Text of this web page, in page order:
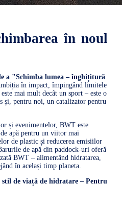
în noul
a "Schimba lumea – înghițitură
în impact, împingând limitele
mai mult decât un sport – este o
și, pentru noi, un catalizator pentru
și evenimentelor, BWT este
apă pentru un viitor mai
de plastic și reducerea emisiilor
de apă din paddock-uri oferă
BWT – alimentând hidratarea,
în același timp planeta.
stil de viață de hidratare – Pentru